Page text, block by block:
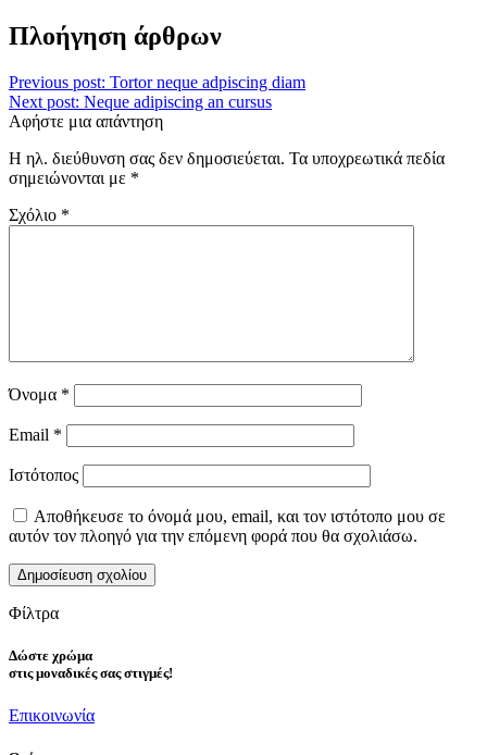
Πλοήγηση άρθρων
Previous post: Tortor neque adpiscing diam
Next post: Neque adipiscing an cursus
Αφήστε μια απάντηση
Η ηλ. διεύθυνση σας δεν δημοσιεύεται. Τα υποχρεωτικά πεδία
σημειώνονται με *
Σχόλιο *
Όνομα *
Email *
Ιστότοπος
Αποθήκευσε το όνομά μου, email, και τον ιστότοπο μου σε
αυτόν τον πλοηγό για την επόμενη φορά που θα σχολιάσω.
Φίλτρα
Δώστε χρώμα
στις μοναδικές σας στιγμές!
Επικοινωνία